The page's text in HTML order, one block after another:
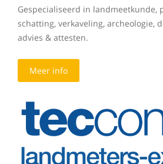
Gespecialiseerd in landmeetkunde,
schatting, verkaveling, archeologie,
advies & attesten.
Meer info